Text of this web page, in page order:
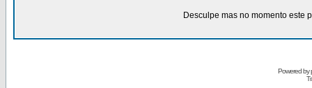
Desculpe mas no momento este
Powered by